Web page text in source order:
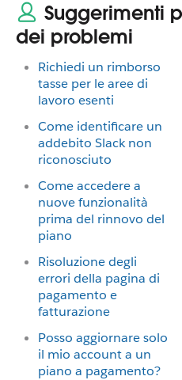
Suggerimenti
dei problemi
Richiedi un rimborso
tasse per le aree di
lavoro esenti
Come identificare un
addebito Slack non
riconosciuto
Come accedere a
nuove funzionalità
prima del rinnovo del
piano
Risoluzione degli
errori della pagina di
pagamento e
fatturazione
Posso aggiornare solo
il mio account a un
piano a pagamento?